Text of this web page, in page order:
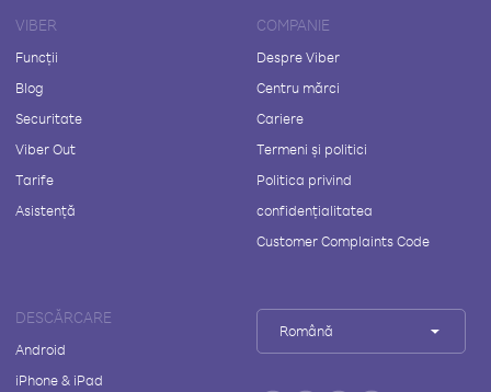
VIBER
Funcții
Blog
Securitate
Viber Out
Tarife
Asistență
COMPANIE
Despre Viber
Centru mărci
Cariere
Termeni și politici
Politica privind
confidențialitatea
Customer Complaints Code
DESCĂRCARE
Android
iPhone & iPad
Română